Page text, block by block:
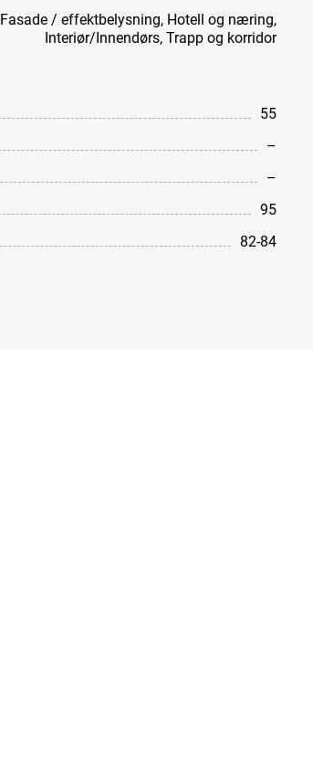
Fasade / effektbelysning, Hotell og næring,
Interiør/Innendørs,Trapp og korridor
55
–
–
95
82-84